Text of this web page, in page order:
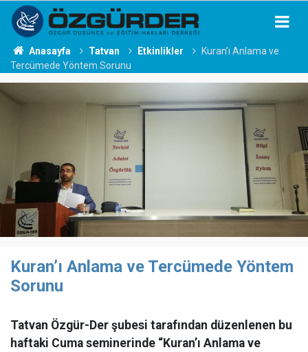
Anasayfa Tatvan Etkinlikler
Kuran’ı Anlama ve
Tercümede Yöntem Sorunu
Kuran’ı Anlama ve Tercümede Yöntem
Sorunu
Tatvan Özgür-Der şubesi tarafından düzenlenen bu
haftaki Cuma seminerinde “Kuran’ı Anlama ve